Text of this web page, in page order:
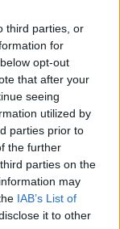
third parties, or
for
opt-out
that after your
seeing
utilized by
parties prior to
the further
parties on the
may
IAB’s List of
it to other